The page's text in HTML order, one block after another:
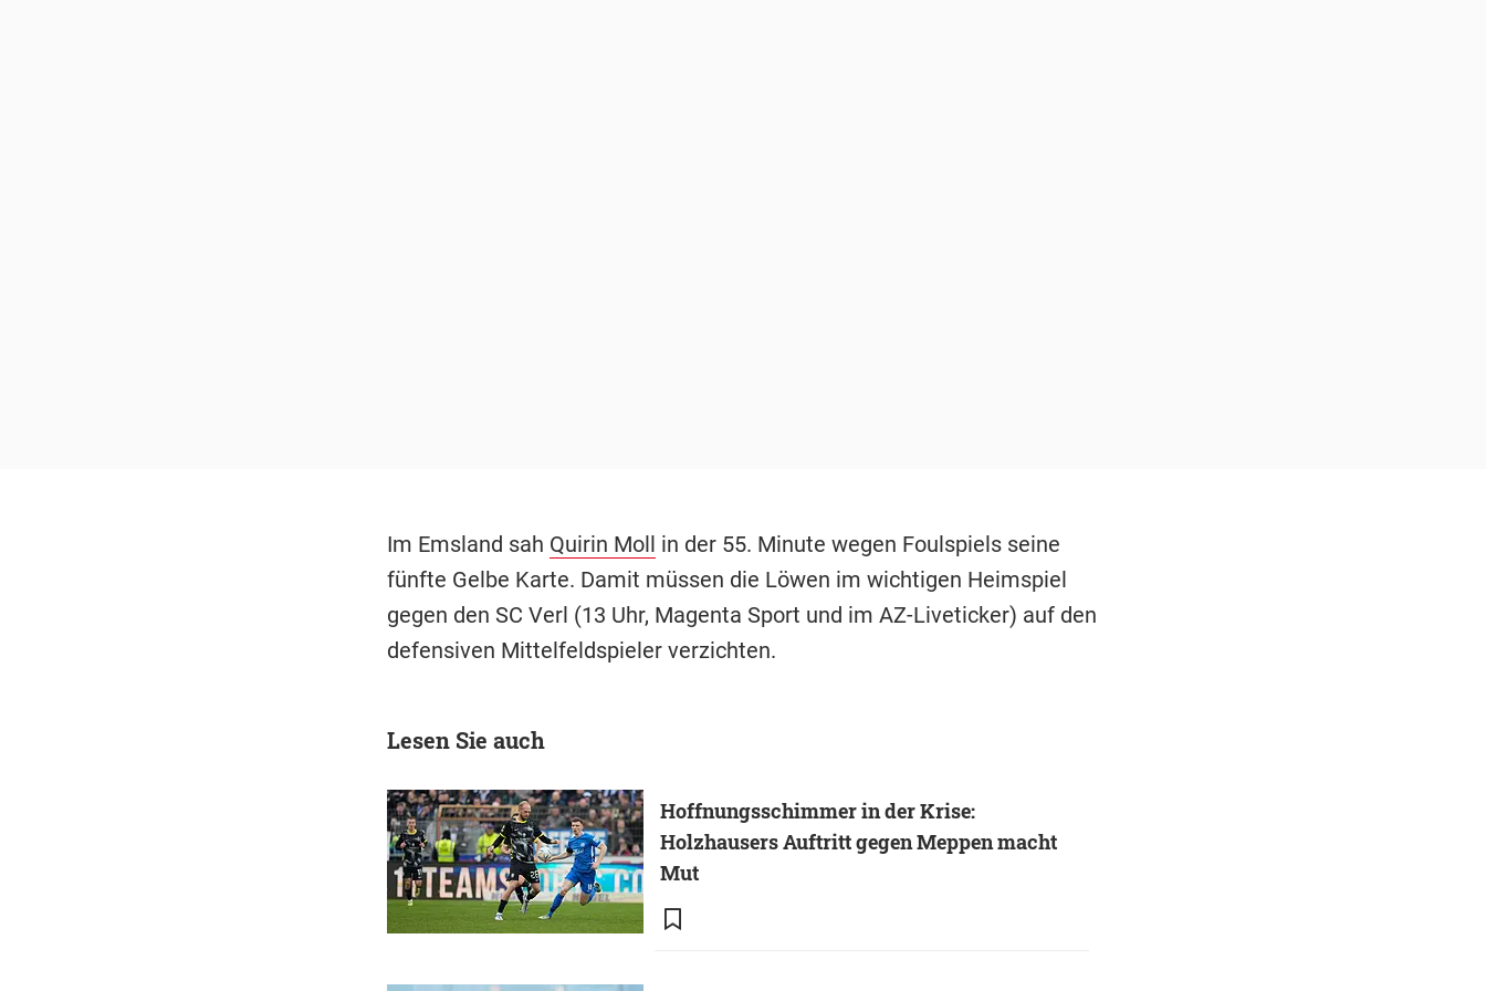
Im Emsland sah Quirin Moll in der 55. Minute wegen Foulspiels seine
fünfte Gelbe Karte. Damit müssen die Löwen im wichtigen Heimspiel
gegen den SC Verl (13 Uhr, Magenta Sport und im AZ-Liveticker) auf den
defensiven Mittelfeldspieler verzichten.
Lesen Sie auch
Hoffnungsschimmer in der Krise:
Holzhausers Auftritt gegen Meppen macht
Mut